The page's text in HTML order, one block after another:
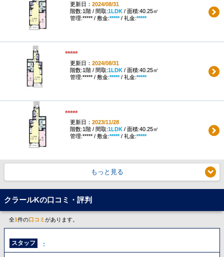
更新日： 2024/08/31
階数:1階 / 間取:1LDK/ 面積:40.25㎡
管理:***** / 敷金:*****/ 礼金:*****
*****
更新日： 2024/08/31
階数:1階 / 間取:1LDK/ 面積:40.25㎡
管理:***** / 敷金:*****/ 礼金:*****
*****
更新日： 2023/11/28
階数:1階 / 間取:1LDK/ 面積:40.25㎡
管理:***** / 敷金:*****/ 礼金:*****
もっと見る
クラールKの口コミ・評判
全1件の口コミ があります。
スタッフ -